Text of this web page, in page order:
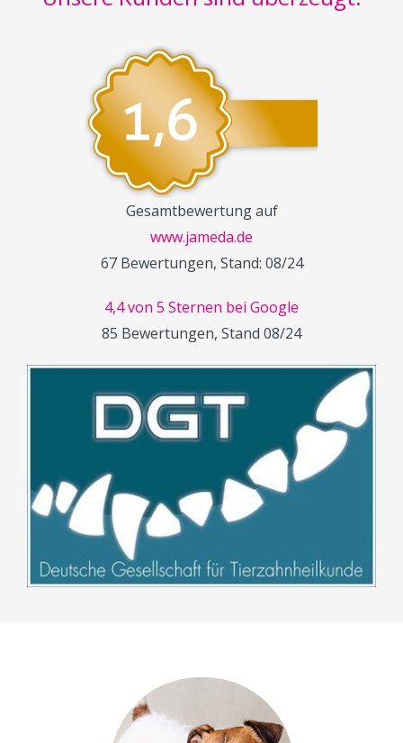
Gesamtbewertung auf
www.jameda.de
67 Bewertungen, Stand: 08/24
4,4 von 5 Sternen bei Google
85 Bewertungen, Stand 08/24